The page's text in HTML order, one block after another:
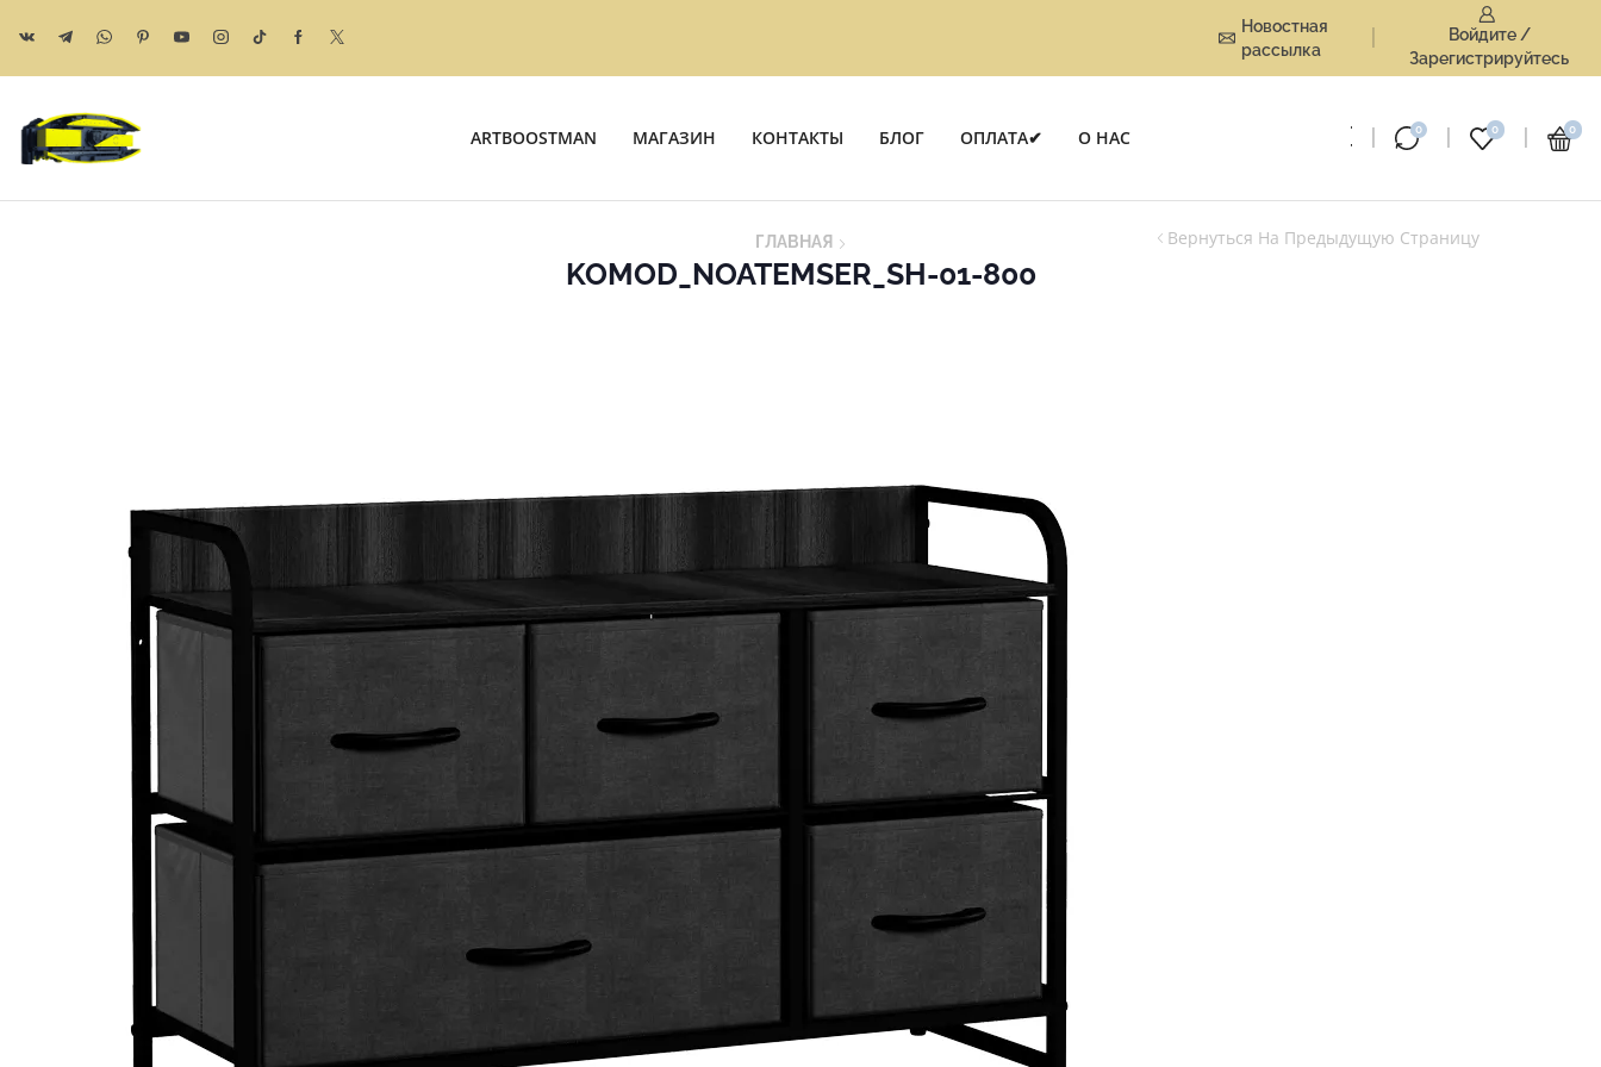
Новостная
рассылка
Войдите /
Зарегистрируйтесь
ARTBOOSTMAN МАГАЗИН КОНТАКТЫ БЛОГ ОПЛАТА✔ О НАС 0 0 0
Вернуться На Предыдущую Страницу
ГЛАВНАЯ
KOMOD_NOATEMSER_SH-01-800